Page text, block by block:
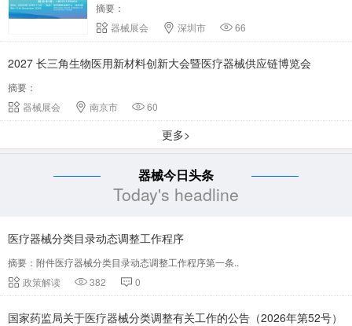
摘要：
器械展会
深圳市 66
2027 长三角生物医用新材料创新大会暨医疗器械供应链博览会
摘要：
器械展会
南京市 60
更多>
器械今日头条
Today's headline
医疗器械分类目录动态调整工作程序
摘要：附件医疗器械分类目录动态调整工作程序第一条..
政策解读
382 0
国家药监局关于医疗器械分类调整有关工作的公告（2026年第52号）